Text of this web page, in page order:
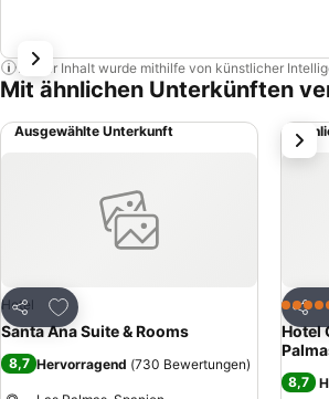
Dieser Inhalt wurde mithilfe von künstlicher
Mit ähnlichen Unterkünften
Ausgewählte Unterkunft
Teilen
Zu Favoriten hinzufügen
Hotel
Santa Ana Suite & Rooms
8,7 Hervorragend (730 Bewertungen)
5
Hotel
8,7